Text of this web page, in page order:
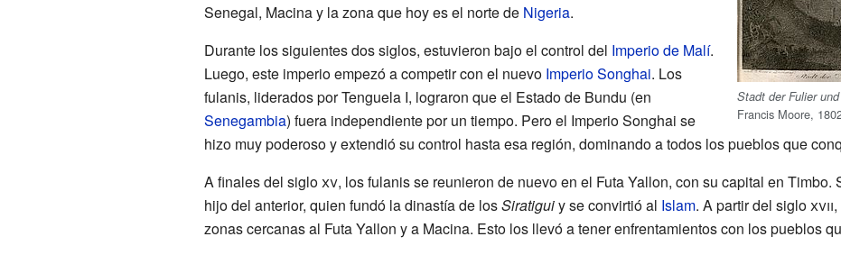
Stadt der Fulier
Francis Moore,
Senegal, Macina y la zona que hoy es el norte de Nigeria.
Durante los siguientes dos siglos, estuvieron bajo el control del Imperio de Malí.
Luego, este imperio empezó a competir con el nuevo Imperio Songhai. Los
fulanis, liderados por Tenguela I, lograron que el Estado de Bundu (en
Senegambia) fuera independiente por un tiempo. Pero el Imperio Songhai se
hizo muy poderoso y extendió su control hasta esa región, dominando a todos los pueblos que
A finales del sigloxv, los fulanis se reunieron de nuevo en el Futa Yallon, con su capital en Timbo.
hijo del anterior, quien fundó la dinastía de losSiratiguiy se convirtió al Islam. A partir del sigloxvii
zonas cercanas al Futa Yallon y a Macina. Esto los llevó a tener enfrentamientos con los pueblos